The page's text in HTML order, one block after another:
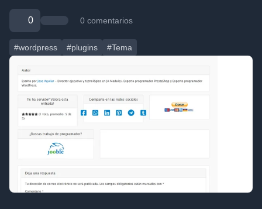
0 0 comentarios
#wordpress #plugins #Tema